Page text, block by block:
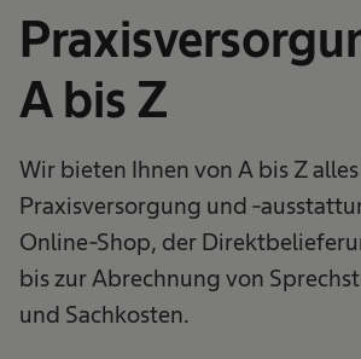
A bis Z
Wir bieten Ihnen von A bis Z
Praxisversorgung und -
Online-Shop, der
bis zur Abrechnung von
und Sachkosten.